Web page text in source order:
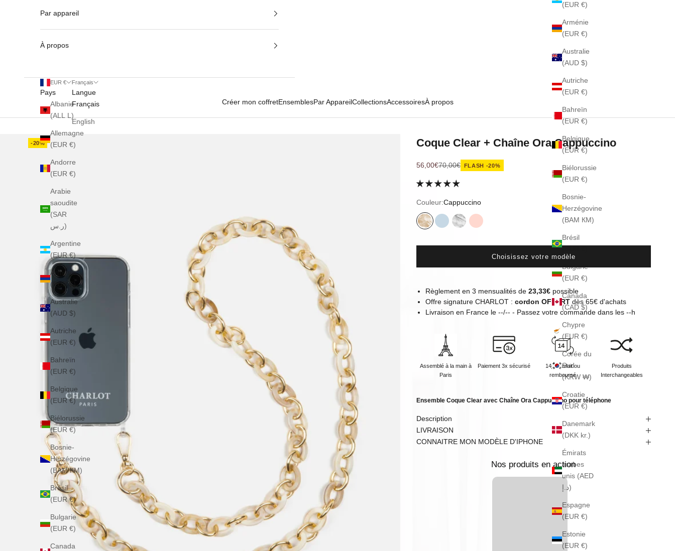
Créer mon coffretEnsemblesPar AppareilCollectionsAccessoiresÀ propos
(EUR €)
Arménie
(EUR €)
Australie
(AUD $)
Autriche
(EUR €)
Bahreïn
(EUR €)
Belgique
(EUR €)
Biélorussie
(EUR €)
Bosnie-
Herzégovine
(BAM КМ)
Brésil
Bulgarie
(EUR €)
Canada
(CAD $)
Chypre
(EUR €)
Corée du
Sud
(KRW ₩)
Croatie
(EUR €)
Danemark
(DKK kr.)
Émirats
arabes
unis (AED
د.إ)
Espagne
(EUR €)
Estonie
(EUR €)
Par appareil
À propos
EUR €
Pays
Albanie
(ALL L)
Allemagne
(EUR €)
Andorre
(EUR €)
Arabie
saoudite
(SAR
ر.س)
Argentine
(EUR €)
Arménie
(EUR €)
Australie
(AUD $)
Autriche
(EUR €)
Bahreïn
(EUR €)
Belgique
(EUR €)
Biélorussie
(EUR €)
Bosnie-
Herzégovine
(BAM КМ)
Brésil
(EUR €)
Bulgarie
(EUR €)
Canada
Français
Langue
Français
English
-20% Coque Clear + Chaîne Ora Cappuccino
Prix de vente
56,00€Prix normal
70,00€ FLASH -20%
Couleur:Cappuccino
Cappuccino
Ciel MarbreRose
Choisissez votre modèle
Règlement en 3 mensualités de 23,33€possible
Offre signature CHARLOT : cordon OFFERTdès 65€ d'achats
Livraison en Francele --/-- - Passez votre commande dans les --h
Assemblé à la main à
Paris
Paiement 3x sécurisé
14j satisfait ou
remboursé
Produits
Interchangeables
Ensemble Coque Clear avec Chaîne Ora Cappuccino pour téléphone
Description
LIVRAISON
CONNAITRE MON MODÈLE D'IPHONE
Nos produits en action